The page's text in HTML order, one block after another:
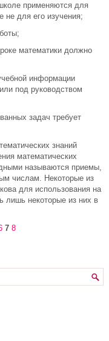
применяются для
не для его изучения;
математики должно
информации
под руководством
задач требует
знаний
математических
называются приемы,
числам. Некоторые из
для использования на
лишь некоторые из них в
7 8